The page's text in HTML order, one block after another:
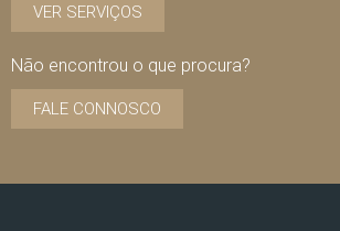
VER SERVIÇOS
Não encontrou o que procura?
FALE CONNOSCO